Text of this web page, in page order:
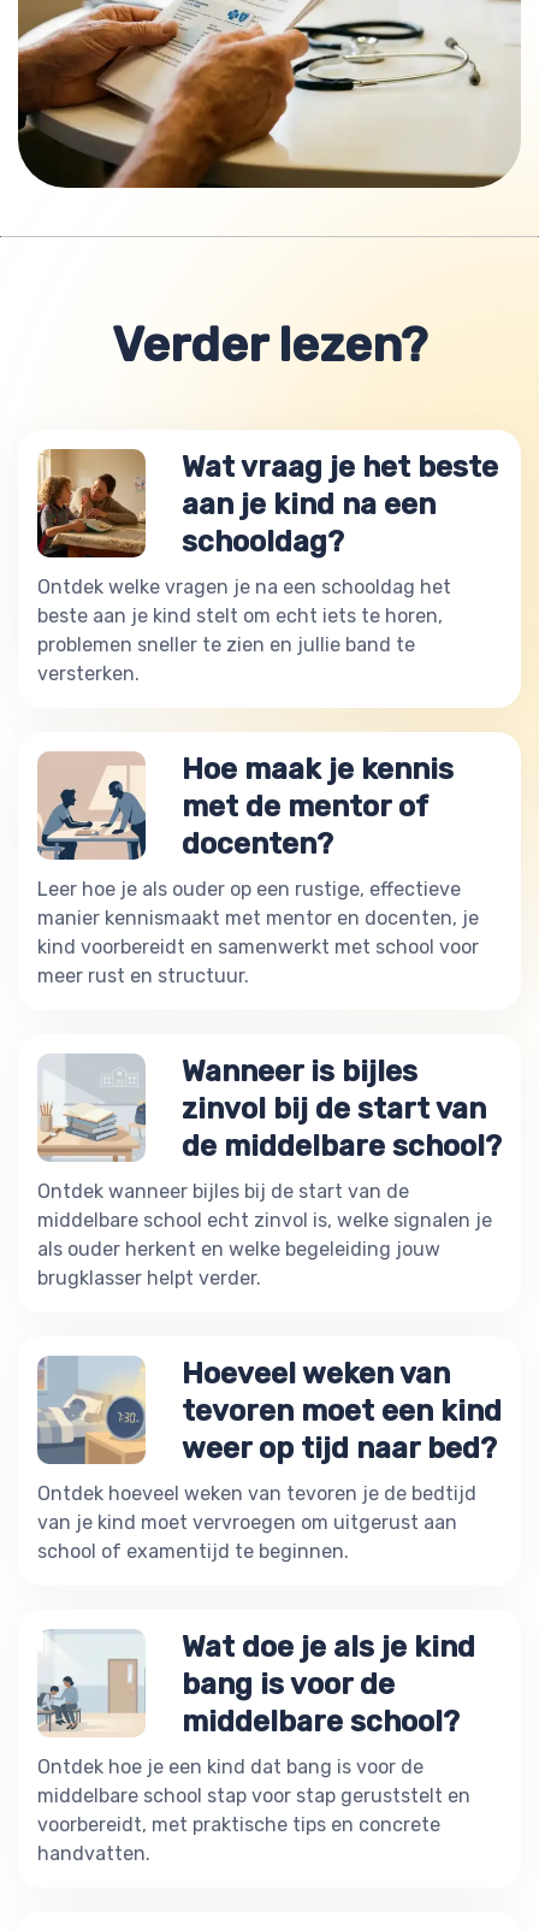
Verder lezen?
Wat vraag je het beste
aan je kind na een
schooldag?
Ontdek welke vragen je na een schooldag het
beste aan je kind stelt om echt iets te horen,
problemen sneller te zien en jullie band te
versterken.
Hoe maak je kennis
met de mentor of
docenten?
Leer hoe je als ouder op een rustige, effectieve
manier kennismaakt met mentor en docenten, je
kind voorbereidt en samenwerkt met school voor
meer rust en structuur.
Wanneer is bijles
zinvol bij de start van
de middelbare school?
Ontdek wanneer bijles bij de start van de
middelbare school echt zinvol is, welke signalen je
als ouder herkent en welke begeleiding jouw
brugklasser helpt verder.
Hoeveel weken van
tevoren moet een kind
weer op tijd naar bed?
Ontdek hoeveel weken van tevoren je de bedtijd
van je kind moet vervroegen om uitgerust aan
school of examentijd te beginnen.
Wat doe je als je kind
bang is voor de
middelbare school?
Ontdek hoe je een kind dat bang is voor de
middelbare school stap voor stap geruststelt en
voorbereidt, met praktische tips en concrete
handvatten.